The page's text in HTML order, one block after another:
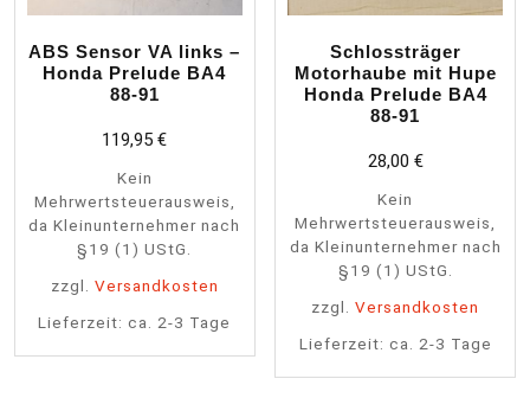
ABS Sensor VA links –
Honda Prelude BA4
88-91
119,95€
Kein
Mehrwertsteuerausweis,
da Kleinunternehmer nach
§19 (1) UStG.
zzgl. Versandkosten
Lieferzeit:ca. 2-3 Tage
Schlossträger
Motorhaube mit Hupe
Honda Prelude BA4
88-91
28,00 €
Kein
Mehrwertsteuerausweis,
da Kleinunternehmer nach
§19 (1) UStG.
zzgl.Versandkosten
Lieferzeit: ca. 2-3 Tage